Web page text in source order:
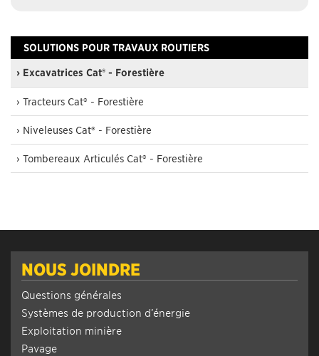
SOLUTIONS POUR TRAVAUX ROUTIERS
› Excavatrices Cat® - Forestière
› Tracteurs Cat® - Forestière
› Niveleuses Cat® - Forestière
› Tombereaux Articulés Cat® - Forestière
NOUS JOINDRE
Questions générales
Systèmes de production d’énergie
Exploitation minière
Pavage